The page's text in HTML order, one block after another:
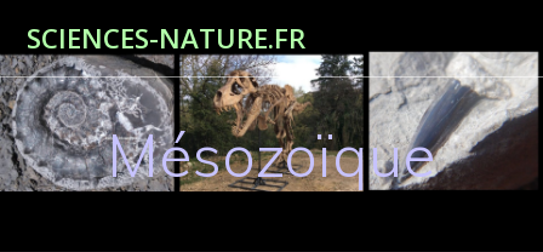
au
contenu
SCIENCES-NATURE.FR
Mésozoïque